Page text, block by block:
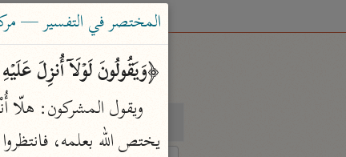
بحث
المختصر في التفسير —
﴿وَیَقُولُونَ لَوۡلَاۤ أُنزِلَ
يختص الله بعلمه،